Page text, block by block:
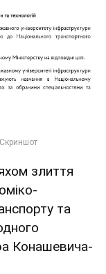
злиття
та
Конашевича-